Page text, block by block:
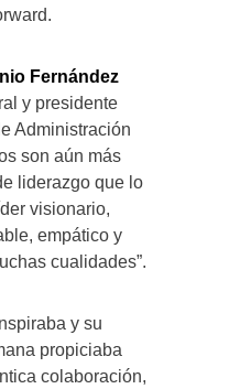
Fernández
y presidente
Administración
son aún más
liderazgo que lo
visionario,
empático y
cualidades”.
y su
propiciaba
colaboración,